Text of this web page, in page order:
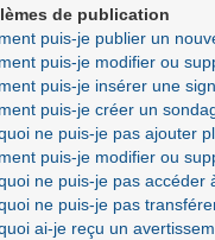
de publication
puis-je publier un
puis-je modifier ou
puis-je insérer une
puis-je créer un
ne puis-je pas ajouter
puis-je modifier ou
ne puis-je pas accéder
ne puis-je pas
ai-je reçu un